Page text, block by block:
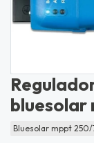
Bluesolar mppt